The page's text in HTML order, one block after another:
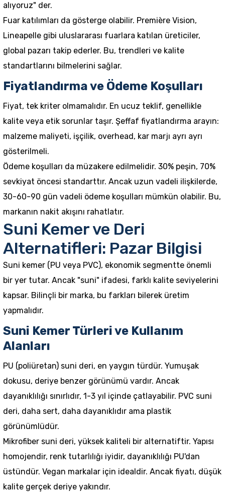
alıyoruz" der.
Fuar katılımları da gösterge olabilir. Première Vision,
Lineapelle gibi uluslararası fuarlara katılan üreticiler,
global pazarı takip ederler. Bu, trendleri ve kalite
standartlarını bilmelerini sağlar.
Fiyatlandırma ve Ödeme Koşulları
Fiyat, tek kriter olmamalıdır. En ucuz teklif, genellikle
kalite veya etik sorunlar taşır. Şeffaf fiyatlandırma arayın:
malzeme maliyeti, işçilik, overhead, kar marjı ayrı ayrı
gösterilmeli.
Ödeme koşulları da müzakere edilmelidir. 30% peşin, 70%
sevkiyat öncesi standarttır. Ancak uzun vadeli ilişkilerde,
30-60-90 gün vadeli ödeme koşulları mümkün olabilir. Bu,
markanın nakit akışını rahatlatır.
Suni Kemer ve Deri
Alternatifleri: Pazar Bilgisi
Suni kemer (PU veya PVC), ekonomik segmentte önemli
bir yer tutar. Ancak "suni" ifadesi, farklı kalite seviyelerini
kapsar. Bilinçli bir marka, bu farkları bilerek üretim
yapmalıdır.
Suni Kemer Türleri ve Kullanım
Alanları
PU (poliüretan) suni deri, en yaygın türdür. Yumuşak
dokusu, deriye benzer görünümü vardır. Ancak
dayanıklılığı sınırlıdır, 1-3 yıl içinde çatlayabilir. PVC suni
deri, daha sert, daha dayanıklıdır ama plastik
görünümlüdür.
Mikrofiber suni deri, yüksek kaliteli bir alternatiftir. Yapısı
homojendir, renk tutarlılığı iyidir, dayanıklılığı PU'dan
üstündür. Vegan markalar için idealdir. Ancak fiyatı, düşük
kalite gerçek deriye yakındır.